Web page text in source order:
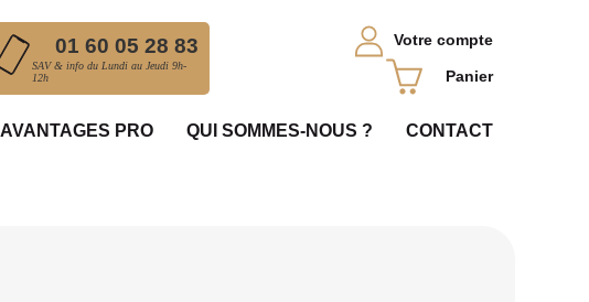
01 60 05 28 83
SAV & info du Lundi au Jeudi 9h-
12h
Votre compte
Panier
AVANTAGES PRO QUI SOMMES-NOUS ? CONTACT